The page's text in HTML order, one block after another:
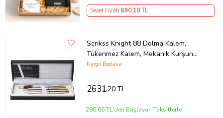
Sepet Fiyatı 890,10 TL
Scrikss Knight 88 Dolma Kalem,
Tükenmez Kalem, Mekanik Kurşun
Kalem Üçlü Set Krom-Altın
Kargo Bedava
2631,20 TL
280,66 TL'den Başlayan Taksitlerle